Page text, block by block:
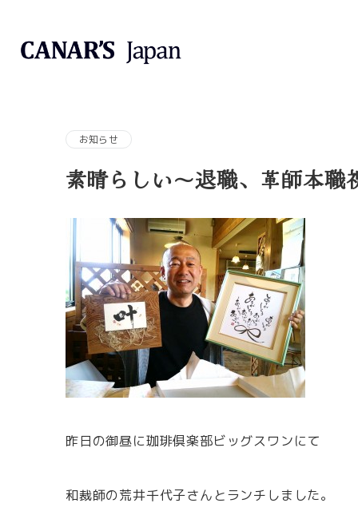
お知らせ
素晴らしい～退職、革師本職
昨日の御昼に珈琲倶楽部ビッグスワンにて
和裁師の荒井千代子さんとランチしました。